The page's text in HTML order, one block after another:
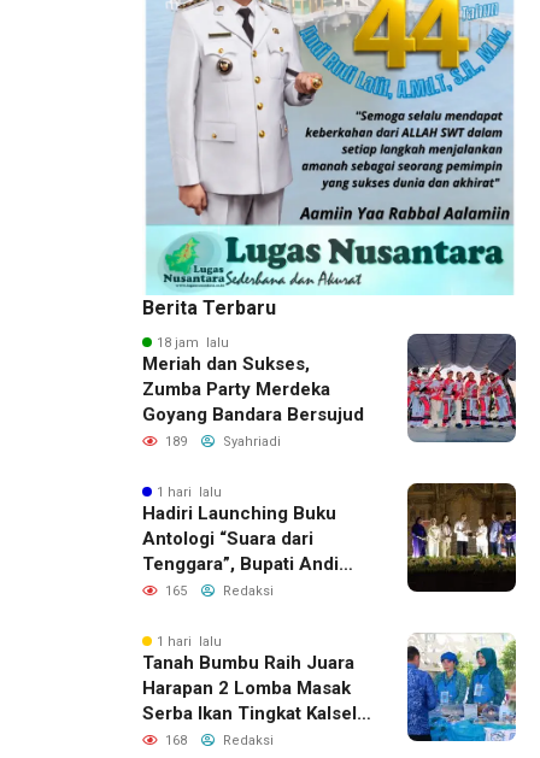
Berita Terbaru
18 jam lalu
Meriah dan Sukses,
Zumba Party Merdeka
Goyang Bandara Bersujud
189 Syahriadi
1 hari lalu
Hadiri Launching Buku
Antologi “Suara dari
Tenggara”, Bupati Andi
Rudi Latif Apresiasi
Bumi Bersujud
165 Redaksi
1 hari lalu
Tanah Bumbu Raih Juara
Harapan 2 Lomba Masak
Serba Ikan Tingkat Kalsel
2026
168 Redaksi